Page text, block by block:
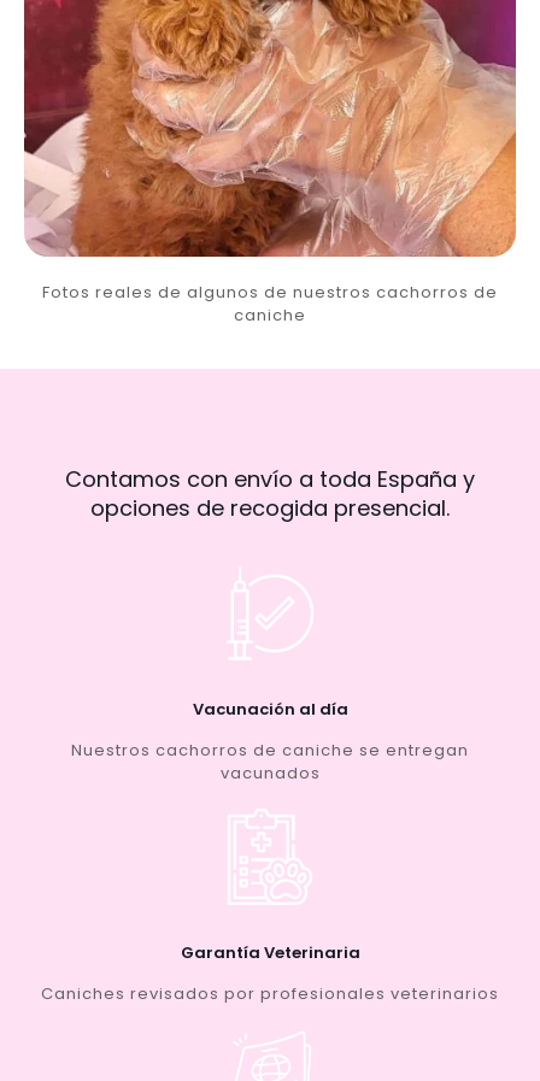
Fotos reales de algunos de nuestros cachorros de
caniche
Contamos con envío a toda España y
opciones de recogida presencial.
Vacunación al día
Nuestros cachorros de caniche se entregan
vacunados
Garantía Veterinaria
Caniches revisados por profesionales veterinarios